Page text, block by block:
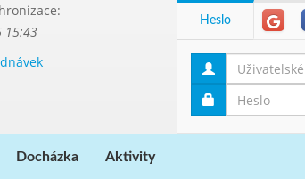
15:43
Heslo
Docházka Aktivity